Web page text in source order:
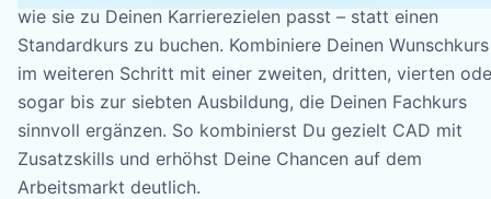
wie sie zu Deinen Karrierezielen passt – statt einen
Standardkurs zu buchen. Kombiniere Deinen Wunschkurs
im weiteren Schritt mit einer zweiten, dritten, vierten
sogar bis zur siebten Ausbildung, die Deinen Fachkurs
sinnvoll ergänzen. So kombinierst Du gezielt CAD mit
Zusatzskills und erhöhst Deine Chancen auf dem
Arbeitsmarkt deutlich.